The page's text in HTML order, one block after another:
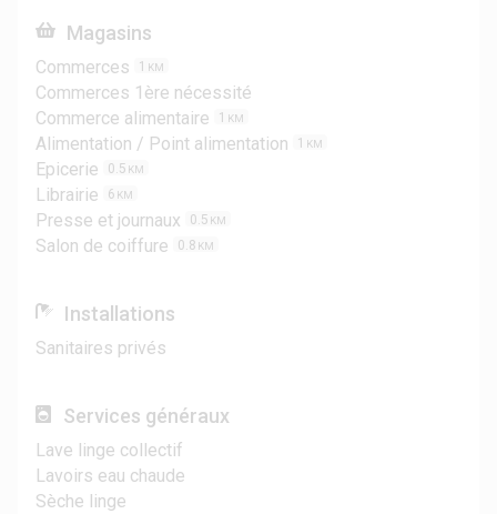
Magasins
Commerces 1 KM
Commerces 1ère nécessité
Commerce alimentaire
1 KM
Alimentation / Point alimentation 1 KM
Epicerie 0.5 KM
Librairie 6 KM
Presse et journaux 0.5 KM
Salon de coiffure 0.8 KM
Installations
Sanitaires privés
Services généraux
Lave linge collectif
Lavoirs eau chaude
Sèche linge